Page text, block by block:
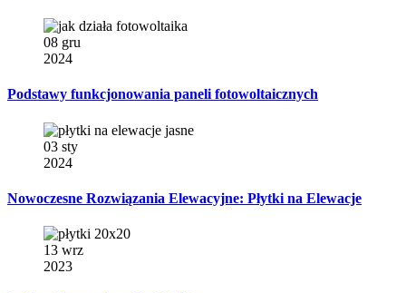
08 gru
2024
Podstawy funkcjonowania paneli fotowoltaicznych
03 sty
2024
Nowoczesne Rozwiązania Elewacyjne: Płytki na Elewacje
13 wrz
2023